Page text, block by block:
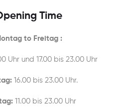
Time
to Freitag :
Uhr und 17.00 bis 23.00 Uhr
16.00 bis 23.00 Uhr.
11.00 bis 23.00 Uhr